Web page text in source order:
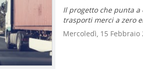
Il progetto che punta
trasporti merci a zero
Mercoledì, 15 Febbraio